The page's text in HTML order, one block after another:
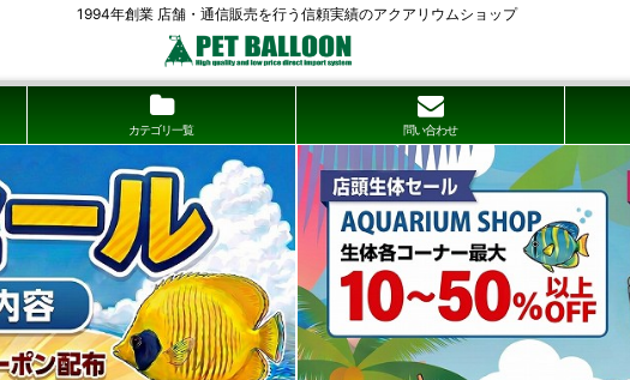
1994年創業 店舗・通信販売を行う信頼実績のアクアリウムショップ
カテゴリ一覧 問い合わせ